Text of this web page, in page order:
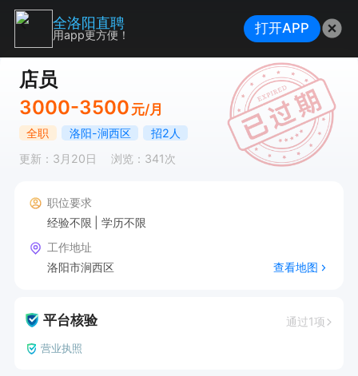
店员
3000-3500 元/月
全职 洛阳-涧西区
招2人
更新：3月20日
浏览：341次
职位要求
经验不限
学历不限
工作地址
洛阳市涧西区
查看地图
平台核验 通过1项
营业执照
全洛阳直聘
用app更方便！ 打开APP